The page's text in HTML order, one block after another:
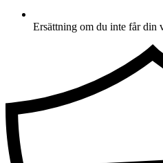
Ersättning om du inte får din